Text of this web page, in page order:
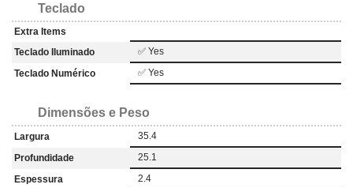
Teclado
Extra Items
Teclado Iluminado
✅ Yes
Teclado Numérico
✅ Yes
Dimensões e Peso
Largura
35.4
Profundidade
25.1
Espessura
2.4